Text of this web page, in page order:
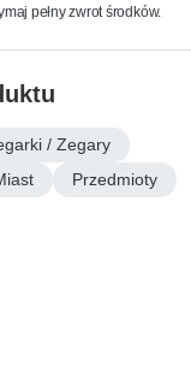
pełny zwrot środków.
/ Zegary
Przedmioty